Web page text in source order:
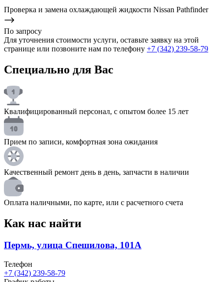
Проверка и замена охлаждающей жидкости Nissan Pathfinder
По запросу
Для уточнения стоимости услуги, оставьте заявку на этой
странице или позвоните нам по телефону +7 (342) 239‑58‑79
Специально для Вас
Квалифицированный персонал, с опытом более 15 лет
Прием по записи, комфортная зона ожидания
Качественный ремонт день в день, запчасти в наличии
Оплата наличными, по карте, или с расчетного счета
Как нас найти
Пермь, улица Спешилова, 101А
Телефон
+7 (342) 239‑58‑79